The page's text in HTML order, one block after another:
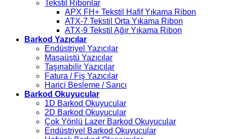
Tekstil Ribonlar
APX FH+ Tekstil Hafif Yıkama Ribon
ATX-7 Tekstil Orta Yıkama Ribon
ATX-9 Tekstil Ağır Yıkama Ribon
Barkod Yazıcılar
Endüstriyel Yazıcılar
Masaüstü Yazıcılar
Taşınabilir Yazıcılar
Fatura / Fiş Yazıcılar
Harici Besleme / Sarıcı
Barkod Okuyucular
1D Barkod Okuyucular
2D Barkod Okuyucular
Çok Yönlü Lazer Barkod Okuyucular
Endüstriyel Barkod Okuyucular